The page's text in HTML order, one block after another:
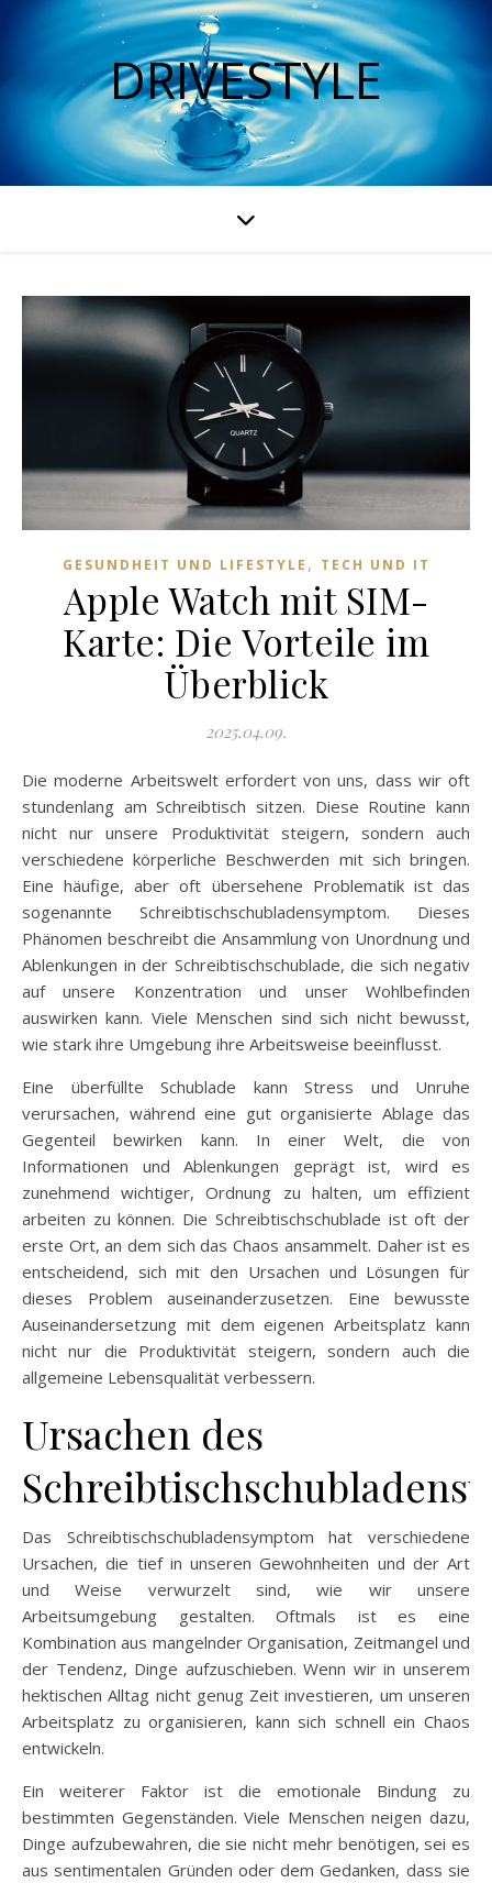
DRIVESTYLE
GESUNDHEIT UND LIFESTYLE , TECH UND IT
Apple Watch mit SIM-
Karte: Die Vorteile im
Überblick
2025.04.09.
Die moderne Arbeitswelt erfordert von uns, dass wir oft
stundenlang am Schreibtisch sitzen. Diese Routine kann
nicht nur unsere Produktivität steigern, sondern auch
verschiedene körperliche Beschwerden mit sich bringen.
Eine häufige, aber oft übersehene Problematik ist das
sogenannte Schreibtischschubladensymptom. Dieses
Phänomen beschreibt die Ansammlung von Unordnung und
Ablenkungen in der Schreibtischschublade, die sich negativ
auf unsere Konzentration und unser Wohlbefinden
auswirken kann. Viele Menschen sind sich nicht bewusst,
wie stark ihre Umgebung ihre Arbeitsweise beeinflusst.
Eine überfüllte Schublade kann Stress und Unruhe
verursachen, während eine gut organisierte Ablage das
Gegenteil bewirken kann. In einer Welt, die von
Informationen und Ablenkungen geprägt ist, wird es
zunehmend wichtiger, Ordnung zu halten, um effizient
arbeiten zu können. Die Schreibtischschublade ist oft der
erste Ort, an dem sich das Chaos ansammelt. Daher ist es
entscheidend, sich mit den Ursachen und Lösungen für
dieses Problem auseinanderzusetzen. Eine bewusste
Auseinandersetzung mit dem eigenen Arbeitsplatz kann
nicht nur die Produktivität steigern, sondern auch die
allgemeine Lebensqualität verbessern.
Ursachen des
Das Schreibtischschubladensymptom hat verschiedene
Ursachen, die tief in unseren Gewohnheiten und der Art
und Weise verwurzelt sind, wie wir unsere
Arbeitsumgebung gestalten. Oftmals ist es eine
Kombination aus mangelnder Organisation, Zeitmangel und
der Tendenz, Dinge aufzuschieben. Wenn wir in unserem
hektischen Alltag nicht genug Zeit investieren, um unseren
Arbeitsplatz zu organisieren, kann sich schnell ein Chaos
entwickeln.
Ein weiterer Faktor ist die emotionale Bindung zu
bestimmten Gegenständen. Viele Menschen neigen dazu,
Dinge aufzubewahren, die sie nicht mehr benötigen, sei es
aus sentimentalen Gründen oder dem Gedanken, dass sie